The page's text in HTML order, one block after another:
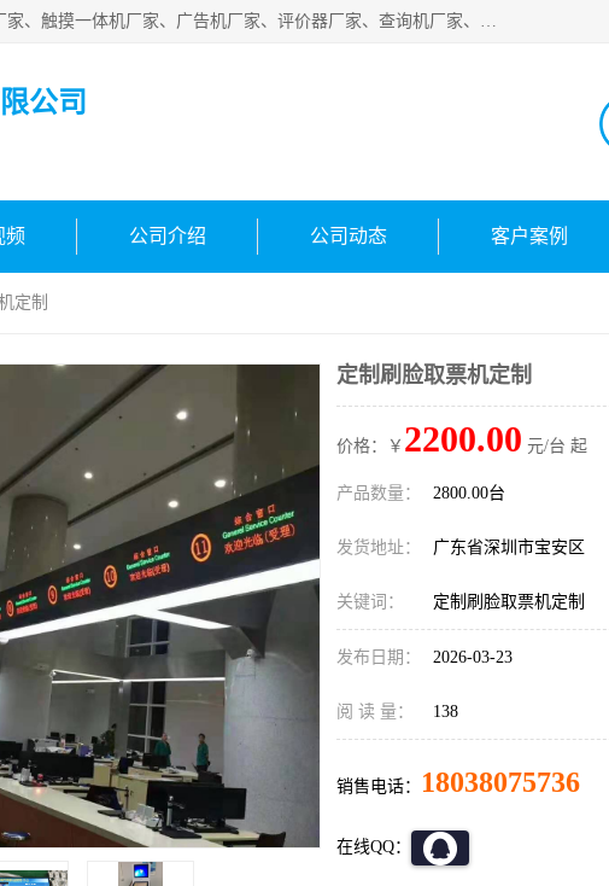
深圳市国峰智能电子科技有限公司业务涵盖范围：排队叫号机厂家、触摸一体机厂家、广告机厂家、评价器厂家、查询机厂家、自助终端机厂家；公司是一家集研发、生产、销售为一体的国民企业，设备制造商和解决方案提供商，广泛应用于银行、医院、、电力、电信、、交通、民航、保险等行业，为不同行业量身定制软硬件为一体的解决方案。
公司
频 公司介绍 公司动态 客户案例
定制
定制刷脸取票机定制
价格：￥ 2200.00 元/台 起
产品数量： 2800.00台
发货地址： 广东省深圳市宝安区
关键词： 定制刷脸取票机定制
发布日期： 2026-03-23
阅 读 量： 138
销售电话： 18038075736
在线QQ：